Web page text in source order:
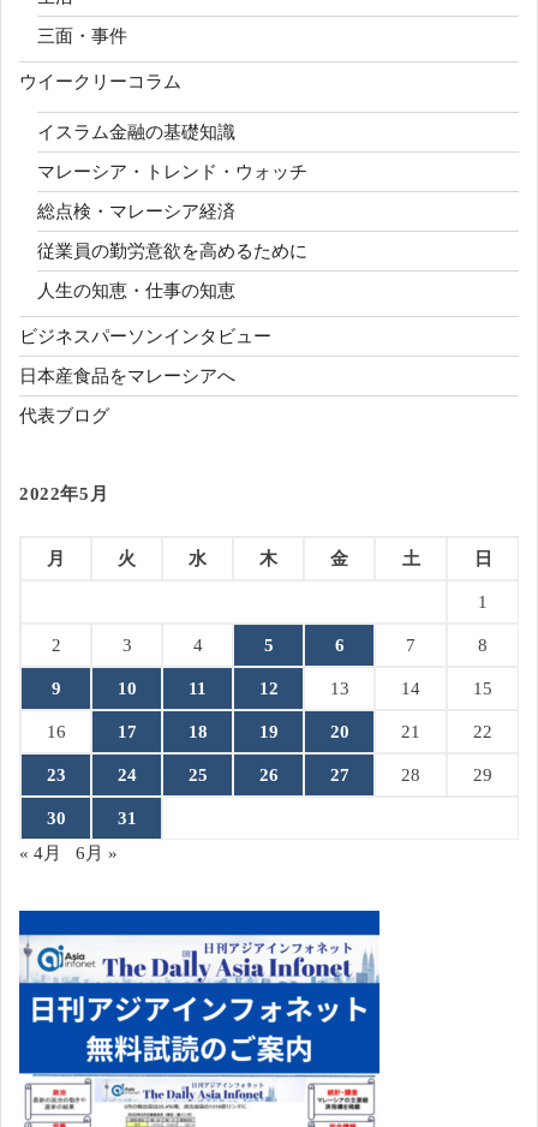
三面・事件
ウイークリーコラム
イスラム金融の基礎知識
マレーシア・トレンド・ウォッチ
総点検・マレーシア経済
従業員の勤労意欲を高めるために
人生の知恵・仕事の知恵
ビジネスパーソンインタビュー
日本産食品をマレーシアへ
代表ブログ
2022年5月
月 火 水 木 金 土 日
1
2 3 4 5 6 7 8
9 10 11 12 13 14 15
16 17 18 19 20 21 22
23 24 25 26 27 28 29
30
31
« 4月
6月 »